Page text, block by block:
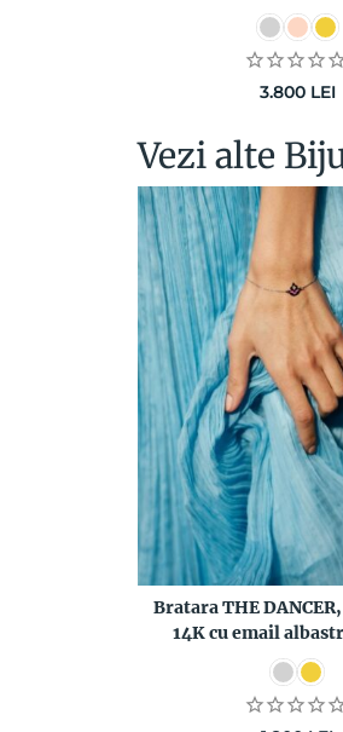
3.800 LEI
Vezi alte
Bratara THE
14K cu email